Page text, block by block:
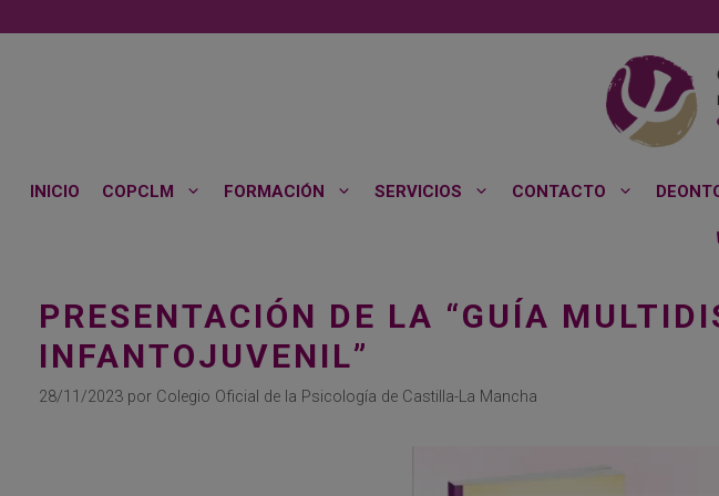
al
INICIO COPCLM FORMACIÓN SERVICIOS CONTACTO
PRESENTACIÓN DE LA “GUÍA
INFANTOJUVENIL”
28/11/2023 por Colegio Oficial de la Psicología de Castilla-La Mancha